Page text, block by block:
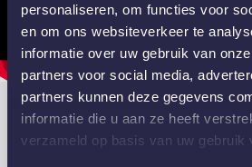
personaliseren, om functies voor
en om ons websiteverkeer te
informatie over uw gebruik van
partners voor social media,
partners kunnen deze gegevens
informatie die u aan ze heeft
verzameld op basis van uw gebruik